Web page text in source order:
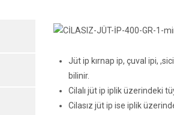
Jüt ip kırnap ip, çuval ipi,
bilinir.
Cilalı jüt ip iplik üzerindeki
Cilasız jüt ip ise iplik